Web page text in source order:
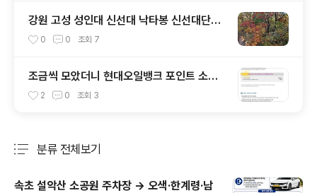
강원 고성 성인대 신선대 낙타봉 신선대단풍
등산코스
0 0 조회 7
조금씩 모았더니 현대오일뱅크 포인트 소멸
한다고 보너스카드에서 안내 메일 도착
2 0 조회 3
분류 전체보기
속초 설악산 소공원 주차장 → 오색·한계령·남